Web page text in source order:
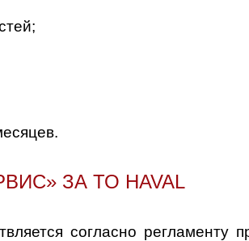
ЗА ТО HAVAL
согласно регламенту